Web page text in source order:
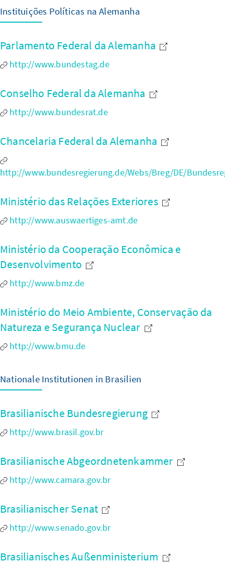
Instituições Políticas na Alemanha
Parlamento Federal da Alemanha
http://www.bundestag.de
Conselho Federal da Alemanha
http://www.bundesrat.de
Chancelaria Federal da Alemanha
http://www.bundesregierung.de/Webs/Breg/DE/
Ministério das Relações Exteriores
http://www.auswaertiges-amt.de
Ministério da Cooperação Econômica e
Desenvolvimento
http://www.bmz.de
Ministério do Meio Ambiente, Conservação da
Natureza e Segurança Nuclear
http://www.bmu.de
Nationale Institutionen in Brasilien
Brasilianische Bundesregierung
http://www.brasil.gov.br
Brasilianische Abgeordnetenkammer
http://www.camara.gov.br
Brasilianischer Senat
http://www.senado.gov.br
Brasilianisches Außenministerium